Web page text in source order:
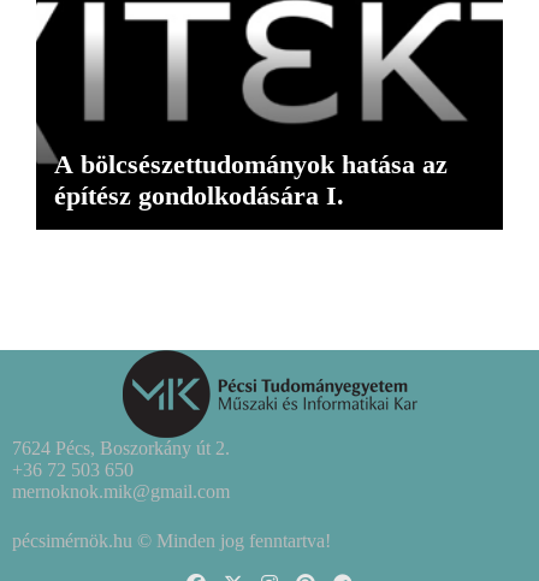
A bölcsészettudományok hatása az
építész gondolkodására I.
7624 Pécs, Boszorkány út 2.
+36 72 503 650
mernoknok.mik@gmail.com
pécsimérnök.hu © Minden jog fenntartva!